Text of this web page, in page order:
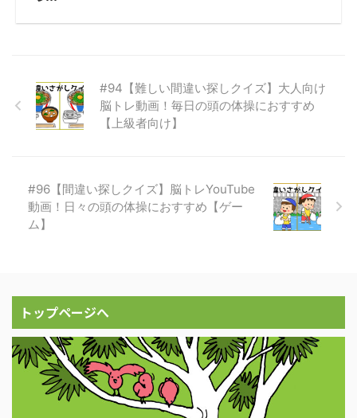
#94【難しい間違い探しクイズ】大人向け
脳トレ動画！毎日の頭の体操におすすめ
【上級者向け】
#96【間違い探しクイズ】脳トレYouTube
動画！日々の頭の体操におすすめ【ゲー
ム】
トップページへ